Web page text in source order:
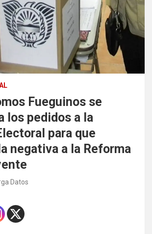
Fueguinos se
los pedidos a la
para que
negativa a la Reforma
Datos